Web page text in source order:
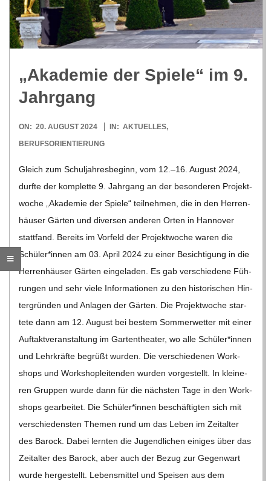
R
-
G
O
L
D
S
C
H
M
D
T
„Aka­de­mie der Spiele“ im 9.
Jahrgang
2024-
08-
ON: 20. AUGUST 2024 IN: AKTUELLES,
BERUFSORIENTIERUNG
Gleich zum Schul­jah­res­be­ginn, vom 12.–16. August 2024,
durfte der kom­plette 9. Jahr­gang an der beson­de­ren Pro­jekt­
wo­che „Aka­de­mie der Spiele“ teil­neh­men, die in den Her­ren­
häu­ser Gär­ten und diver­sen ande­ren Orten in Han­no­ver
statt­fand. Bereits im Vor­feld der Pro­jekt­wo­che waren die
Schüler*innen am 03. April 2024 zu einer Besich­ti­gung in die
Her­ren­häu­ser Gär­ten ein­ge­la­den. Es gab ver­schie­dene Füh­
run­gen und sehr viele Infor­ma­tio­nen zu den his­to­ri­schen Hin­
ter­grün­den und Anla­gen der Gär­ten. Die Pro­jekt­wo­che star­
tete dann am 12. August bei bes­tem Som­mer­wet­ter mit einer
Auf­takt­ver­an­stal­tung im Gar­ten­thea­ter, wo alle Schüler*innen
und Lehr­kräfte begrüßt wur­den. Die ver­schie­de­nen Work­
shops und Work­shop­lei­ten­den wur­den vor­ge­stellt. In klei­ne­
ren Grup­pen wurde dann für die nächs­ten Tage in den Work­
shops gear­bei­tet. Die Schüler*innen beschäf­tig­ten sich mit
ver­schie­dens­ten The­men rund um das Leben im Zeit­al­ter
des Barock. Dabei lern­ten die Jugend­li­chen eini­ges über das
Zeit­al­ter des Barock, aber auch der Bezug zur Gegen­wart
wurde her­ge­stellt. Lebens­mit­tel und Spei­sen aus dem